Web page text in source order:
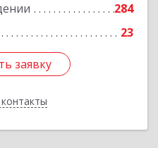
284
23
заявку
заявку